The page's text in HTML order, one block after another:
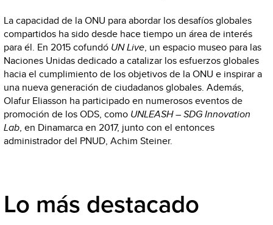
La capacidad de la ONU para abordar los desafíos globales
compartidos ha sido desde hace tiempo un área de interés
para él. En 2015 cofundó UN Live, un espacio museo para las
Naciones Unidas dedicado a catalizar los esfuerzos globales
hacia el cumplimiento de los objetivos de la ONU e inspirar a
una nueva generación de ciudadanos globales. Además,
Olafur Eliasson ha participado en numerosos eventos de
promoción de los ODS, como UNLEASH – SDG Innovation
Lab, en Dinamarca en 2017, junto con el entonces
administrador del PNUD, Achim Steiner.
Lo más destacado